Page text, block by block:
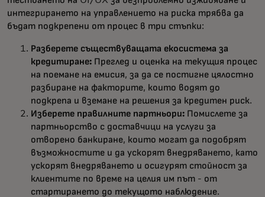
интегрирането на управлението на риска трябва да
бъдат подкрепени от процес в три стъпки:
Разберете съществуващата екосистема за
кредитиране: Преглед и оценка на текущия процес
на поемане на емисия, за да се постигне цялостно
разбиране на факторите, които водят до
подкрепа и вземане на решения за кредитен риск.
Изберете правилните партньори: Помислете за
партньорство с доставчици на услуги за
отворено банкиране, които могат да подобрят
възможностите и да ускорят внедряването, като
ускорят внедряването и осигурят стойност за
клиентите по време на целия им път - от
стартирането до текущото наблюдение.